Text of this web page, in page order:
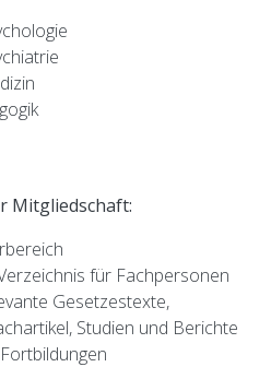
Mitgliedschaft:
für Fachpersonen
Gesetzestexte,
Studien und Berichte